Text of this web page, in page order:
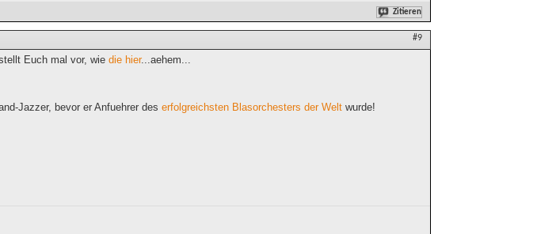
Zitieren
#9
Euch mal vor, wie die hier...aehem...
Jazzer, bevor er Anfuehrer des erfolgreichsten Blasorchesters der Welt wurde!